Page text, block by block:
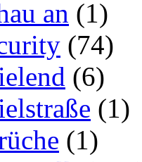
an (1)
(74)
(6)
(1)
(1)